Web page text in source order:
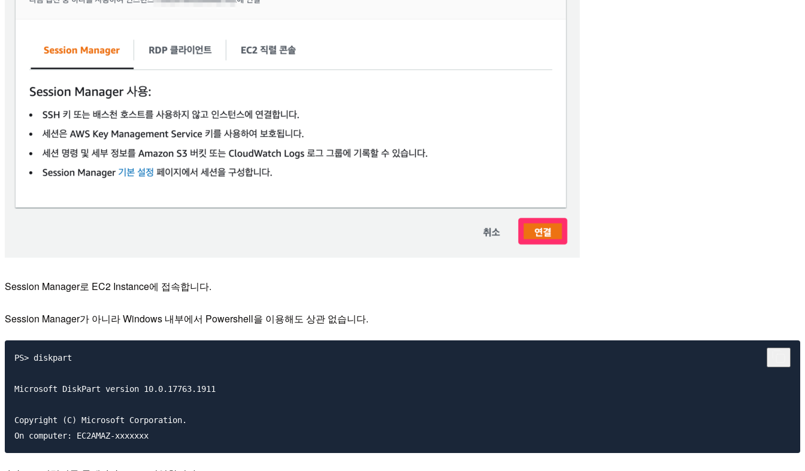
Session Manager로 EC2 Instance에 접속합니다.
Session Manager가 아니라 Windows 내부에서 Powershell을 이용해도 상관 없습니다.
PS> diskpart
Microsoft DiskPart version 10.0.17763.1911
Copyright (C) Microsoft Corporation.